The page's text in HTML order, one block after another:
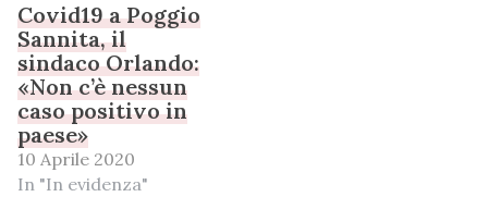
Covid19 a Poggio
Sannita, il
sindaco Orlando:
«Non c’è nessun
caso positivo in
paese»
10 Aprile 2020
In "In evidenza"